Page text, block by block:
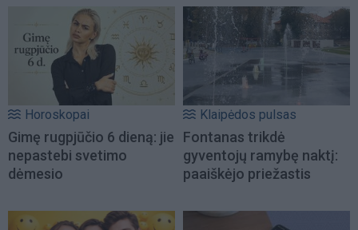
Horoskopai
Gimę rugpjūčio 6 dieną: jie
nepastebi svetimo
dėmesio
Klaipėdos pulsas
Fontanas trikdė
gyventojų ramybę naktį:
paaiškėjo priežastis